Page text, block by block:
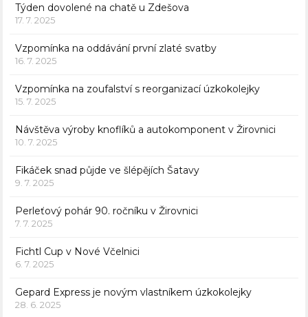
Týden dovolené na chatě u Zdešova
17. 7. 2025
Vzpomínka na oddávání první zlaté svatby
16. 7. 2025
Vzpomínka na zoufalství s reorganizací úzkokolejky
15. 7. 2025
Návštěva výroby knoflíků a autokomponent v Žirovnici
10. 7. 2025
Fikáček snad půjde ve šlépějích Šatavy
9. 7. 2025
Perleťový pohár 90. ročníku v Žirovnici
7. 7. 2025
Fichtl Cup v Nové Včelnici
6. 7. 2025
Gepard Express je novým vlastníkem úzkokolejky
28. 6. 2025